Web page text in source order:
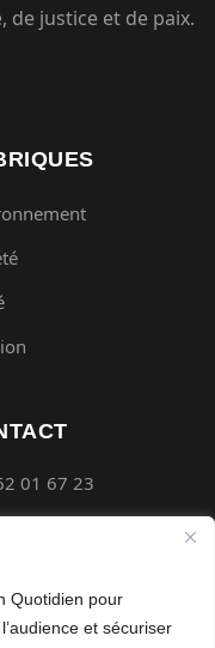
Quotidien pour
et sécuriser
de justice et de paix.
01 67 23
une Pub